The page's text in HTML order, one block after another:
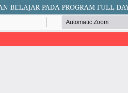
PADA PROGRAM FULL